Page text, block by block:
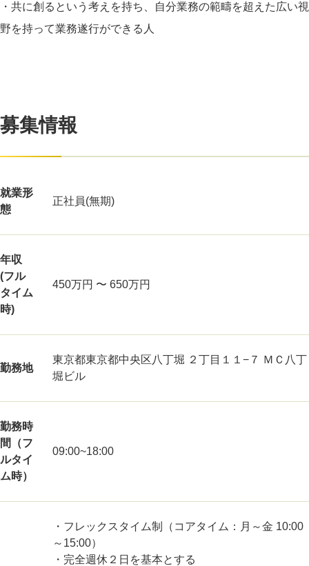
・共に創るという考えを持ち、自分業務の範疇を超えた広い視
野を持って業務遂行ができる人
募集情報
就業形
態
正社員(無期)
年収
(フル
タイム
時)
450万円 〜 650万円
勤務地
東京都東京都中央区八丁堀 ２丁目１１−７ ＭＣ八丁
堀ビル
勤務時
間（フ
ルタイ
ム時）
09:00~18:00
・フレックスタイム制（コアタイム：月～金 10:00
～15:00）
・完全週休２日を基本とする